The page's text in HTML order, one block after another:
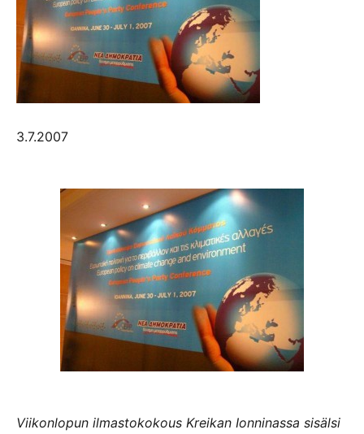
3.7.2007
Viikonlopun ilmastokokous Kreikan Ionninassa sisälsi